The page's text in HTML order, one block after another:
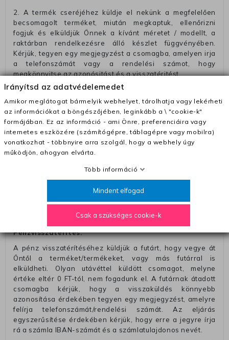
2. A termék cseréjéhez küldje el nekünk a megfelelően
becsomagolt terméket, miután megkaptuk, ellenőrizni
fogjuk és elküldjük Önnek a kívánt méretet / modellt, a
raktárban rendelkezésre álló készlet függvényében.
Kérjük, tegyen egy megjegyzést a csomagba, amelyen irja
a telefonszámát vagy a rendelési számot, hogy
megkönnyitse az azonósitást és a visszatéritést.
Az elküldött csomagok visszautasításra kerülnek, ha
ezeket nem megfelelő módon csomagolják !!
Szállítási díjak:
– Futár - kézbesítés az ország egész területén, 2-3
munkanapon belül a megrendelés e-mailben / sms-ben
történő megerősítésétől számítva
– Szállítás 1700 Ft (+400 Ft utánvéttel)
– Ingyenes szállítás 31600 Ft feletti megrendeléseknél
– A kapott termék cseréjéért 3780 Ft szállítási díjat
számolunk fel (oda -vissza út)
Pénzvisszatérítés:
A pénz visszatérítéséhez küldjük a futárt, hogy vegye át
Öntől a terméket/termékeket, vagy más futárral is
elküldheti. Olyan utávéttel küldött csomagot, melyne
értéke eltér 0 FT-tól, nem fogadunk el. A futárnak átadott
csomagba kérjük, hogy a visszaküldés könnyebb
azonosítása érdekében tegyen egy megjegyzést, amelyre
felírja telefonszámát/rendelési számát. Az eljárás
egyszerűsítése érdekében kérjük, hogy erre a jegyre írja
rá a számla IBAN-számát és a számlatulajdonos nevét.
Irányítsd az adatvédelemedet
Amikor meglátogat bármelyik webhelyet, tárolhatja vagy lekérheti
az információkat a böngészőjében, leginkább a \ "cookie-k"
formájában. Ez az információ - ami Önre, preferenciáira vagy
internetes eszközére (számítógépre, táblagépre vagy mobilra)
vonatkozhat - többnyire arra szolgál, hogy a webhely úgy
működjön, ahogyan elvárta.
Több információ
Mindent elfogad
Csak a szükséges cookie-k